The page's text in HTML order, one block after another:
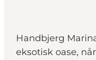
Handbjerg
eksotisk oase,